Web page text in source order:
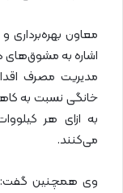
معاون بهره‌برداری
اشاره به مشوق‌های
مدیریت مصرف
خانگی نسبت به
می‌کنند.
وی همچنین گفت: